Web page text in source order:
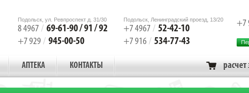
Подольск, ул. Ревпроспект д. 31/30
8 4967 / 69-61-90 / 91 / 92
+7 929 / 945-00-50
Подольск, Ленинградский проезд, 13/20
+7 4967 / 52-42-10
+7 916 / 534-77-43
+7
АПТЕКА КОНТАКТЫ расчет